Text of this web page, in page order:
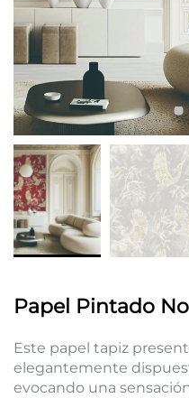
Papel Pintado No
Este papel tapiz
elegantemente
evocando una